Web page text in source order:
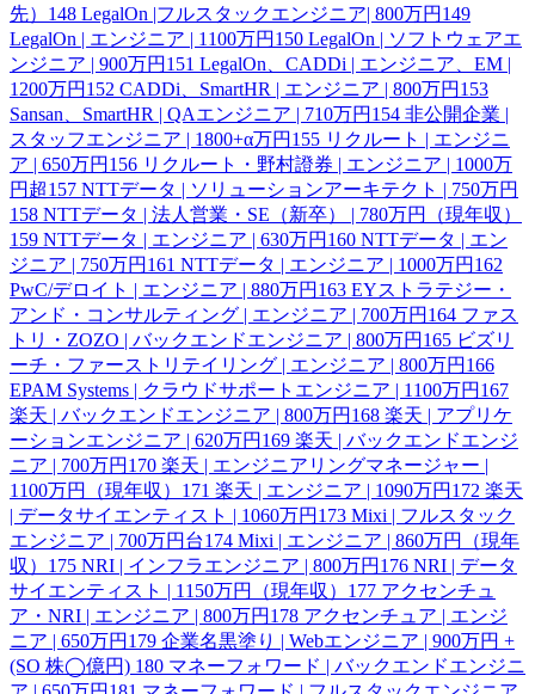
先） 148 LegalOn |フルスタックエンジニア| 800万円 149
LegalOn | エンジニア | 1100万円 150 LegalOn | ソフトウェアエ
ンジニア | 900万円 151 LegalOn、CADDi | エンジニア、EM |
1200万円 152 CADDi、SmartHR | エンジニア | 800万円 153
Sansan、SmartHR | QAエンジニア | 710万円 154 非公開企業 |
スタッフエンジニア | 1800+α万円 155 リクルート | エンジニ
ア | 650万円 156 リクルート・野村證券 | エンジニア | 1000万
円超157 NTTデータ | ソリューションアーキテクト | 750万円
158 NTTデータ | 法人営業・SE（新卒） | 780万円（現年収）
159 NTTデータ | エンジニア | 630万円 160 NTTデータ | エン
ジニア | 750万円 161 NTTデータ | エンジニア | 1000万円 162
PwC/デロイト | エンジニア | 880万円 163 EYストラテジー・
アンド・コンサルティング | エンジニア | 700万円 164 ファス
トリ・ZOZO | バックエンドエンジニア | 800万円 165 ビズリ
ーチ・ファーストリテイリング | エンジニア | 800万円 166
EPAM Systems | クラウドサポートエンジニア | 1100万円 167
楽天 | バックエンドエンジニア | 800万円 168 楽天 | アプリケ
ーションエンジニア | 620万円 169 楽天 | バックエンドエンジ
ニア | 700万円 170 楽天 | エンジニアリングマネージャー |
1100万円（現年収） 171 楽天 | エンジニア | 1090万円 172 楽天
| データサイエンティスト | 1060万円 173 Mixi | フルスタック
エンジニア | 700万円台174 Mixi | エンジニア | 860万円（現年
収） 175 NRI | インフラエンジニア | 800万円 176 NRI | データ
サイエンティスト | 1150万円（現年収） 177 アクセンチュ
ア・NRI | エンジニア | 800万円 178 アクセンチュア | エンジ
ニア | 650万円 179 企業名黒塗り | Webエンジニア | 900万円 +
(SO 株◯億円) 180 マネーフォワード | バックエンドエンジニ